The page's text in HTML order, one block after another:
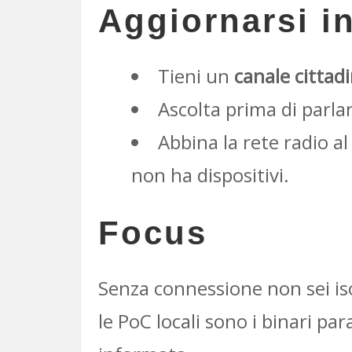
Aggiornarsi
Tieni un canale
Ascolta prima di
Abbina la rete radio
non ha dispositivi.
Focus
Senza connessione non sei
le PoC locali sono i binari